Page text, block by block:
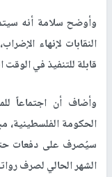
وأوضح سلامة أنه
النقابات لإنهاء
قابلة للتنفيذ في الوقت
وأضاف أن اجتماعاً
سيُصرف على دفعات
الشهر الحالي لصرف